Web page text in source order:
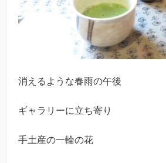
消えるような春雨の午後
ギャラリーに立ち寄り
手土産の一輪の花